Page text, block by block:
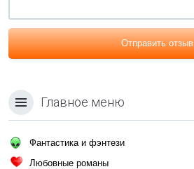
Отправить отзыв
Главное меню
Фантастика и фэнтези
Любовные романы